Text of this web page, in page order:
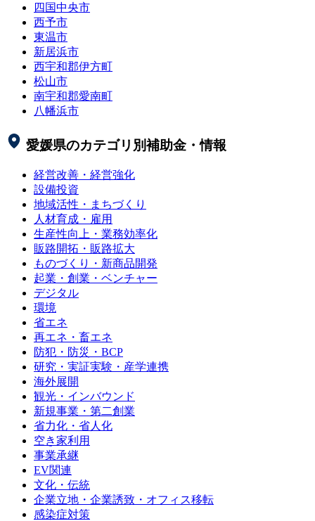
四国中央市
西予市
東温市
新居浜市
西宇和郡伊方町
松山市
南宇和郡愛南町
八幡浜市
愛媛県のカテゴリ別補助金・情報
経営改善・経営強化
設備投資
地域活性・まちづくり
人材育成・雇用
生産性向上・業務効率化
販路開拓・販路拡大
ものづくり・新商品開発
起業・創業・ベンチャー
デジタル
環境
省エネ
再エネ・畜エネ
防犯・防災・BCP
研究・実証実験・産学連携
海外展開
観光・インバウンド
新規事業・第二創業
省力化・省人化
空き家利用
事業承継
EV関連
文化・伝統
企業立地・企業誘致・オフィス移転
感染症対策